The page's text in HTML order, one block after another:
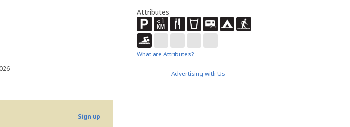
Sign up
Attributes
What are Attributes?
Advertising with Us